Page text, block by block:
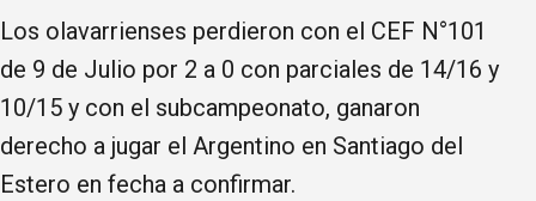
Los olavarrienses perdieron con el CEF N°101
de 9 de Julio por 2 a 0 con parciales de 14/16 y
10/15 y con el subcampeonato, ganaron
derecho a jugar el Argentino en Santiago del
Estero en fecha a confirmar.